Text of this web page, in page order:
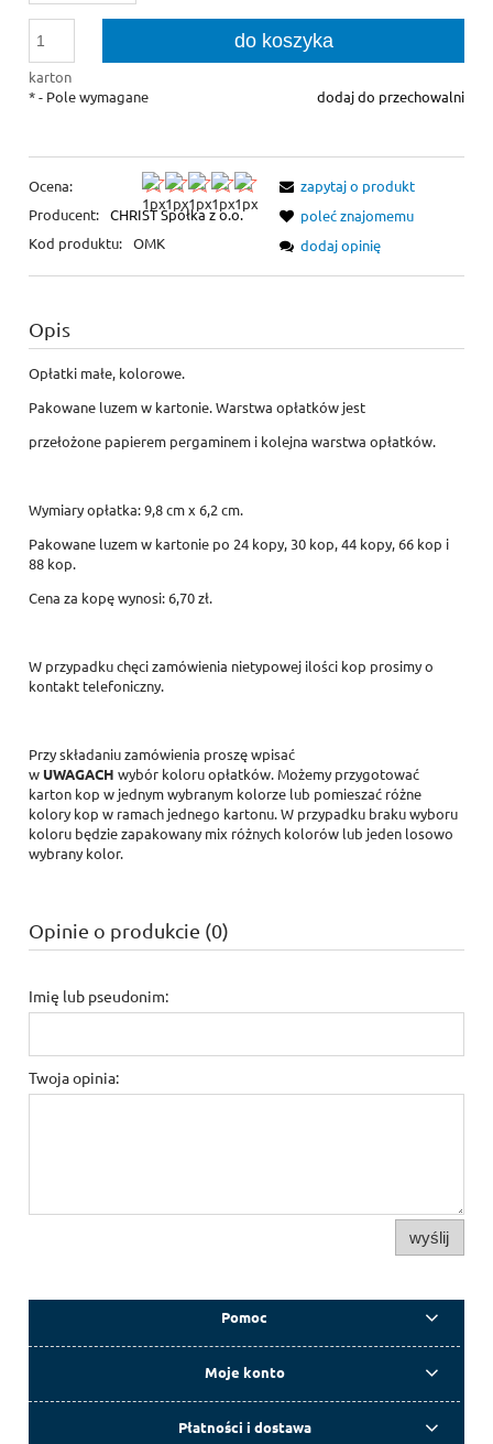
karton
do koszyka
dodaj do przechowalni
*- Pole wymagane
Ocena:
Producent: CHRIST Spółka z o.o.
Kod produktu: OMK
zapytaj o produkt
poleć znajomemu
dodaj opinię
Opis
Opłatki małe, kolorowe.
Pakowane luzem w kartonie. Warstwa opłatków jest
przełożone papierem pergaminem i kolejna warstwa opłatków.
Wymiary opłatka: 9,8 cm x 6,2 cm.
Pakowane luzem w kartonie po 24 kopy, 30 kop, 44 kopy, 66 kop i
88 kop.
Cena za kopę wynosi: 6,70 zł.
W przypadku chęci zamówienia nietypowej ilości kop prosimy o
kontakt telefoniczny.
Przy składaniu zamówienia proszę wpisać
w UWAGACH wybór koloru opłatków. Możemy przygotować
karton kop w jednym wybranym kolorze lub pomieszać różne
kolory kop w ramach jednego kartonu. W przypadku braku wyboru
koloru będzie zapakowany mix różnych kolorów lub jeden losowo
wybrany kolor.
Opinie o produkcie (0)
Imię lub pseudonim:
Twoja opinia:
wyślij
Pomoc
Moje konto
Płatności i dostawa